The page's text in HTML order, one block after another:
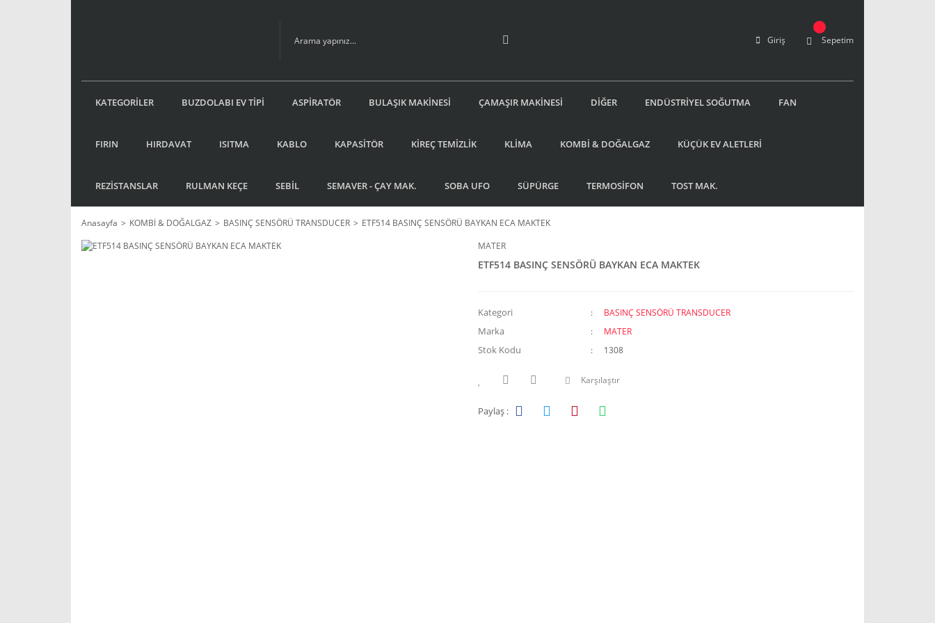
Giriş Sepetim
KATEGORİLER BUZDOLABI EV TİPİ ASPİRATÖR BULAŞIK MAKİNESİ ÇAMAŞIR MAKİNESİ DİĞER ENDÜSTRİYEL SOĞUTMA FAN
FIRIN HIRDAVAT ISITMA KABLO KAPASİTÖR KİREÇ TEMİZLİK KLİMA KOMBİ & DOĞALGAZ KÜÇÜK EV ALETLERİ
REZİSTANSLAR RULMAN KEÇE SEBİL SEMAVER - ÇAY MAK. SOBA UFO SÜPÜRGE TERMOSİFON TOST MAK.
Anasayfa KOMBİ & DOĞALGAZ BASINÇ SENSÖRÜ TRANSDUCER
ETF514 BASINÇ SENSÖRÜ BAYKAN ECA MAKTEK
MATER
ETF514 BASINÇ SENSÖRÜ BAYKAN ECA MAKTEK
Kategori BASINÇ SENSÖRÜ TRANSDUCER
Marka MATER
Stok Kodu 1308
Karşılaştır
Paylaş :